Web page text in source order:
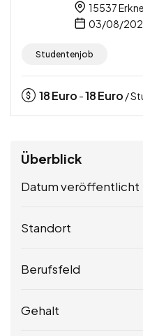
15537
03/08/
Studentenjob
18Euro -18Euro /
Überblick
Datum veröffentlicht
Standort
Berufsfeld
Gehalt